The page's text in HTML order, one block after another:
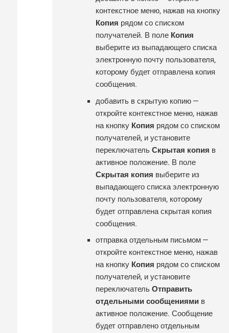
контекстное меню, нажав на кнопку
Копия рядом со списком
получателей. В поле Копия
выберите из выпадающего списка
электронную почту пользователя,
которому будет отправлена копия
сообщения.
добавить в скрытую копию —
откройте контекстное меню, нажав
на кнопку Копия рядом со списком
получателей, и установите
переключатель Скрытая копия в
активное положение. В поле
Скрытая копия выберите из
выпадающего списка электронную
почту пользователя, которому
будет отправлена скрытая копия
сообщения.
отправка отдельным письмом —
откройте контекстное меню, нажав
на кнопку Копия рядом со списком
получателей, и установите
переключатель Отправить
отдельными сообщениями в
активное положение. Сообщение
будет отправлено отдельным